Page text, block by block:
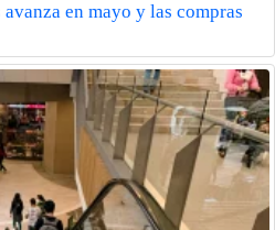
en mayo y las compras